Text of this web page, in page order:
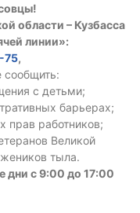
области – Кузбасса
линии»:
75,
с детьми;
барьерах;
прав работников;
Великой
тыла.
дни с 9:00 до 17:00